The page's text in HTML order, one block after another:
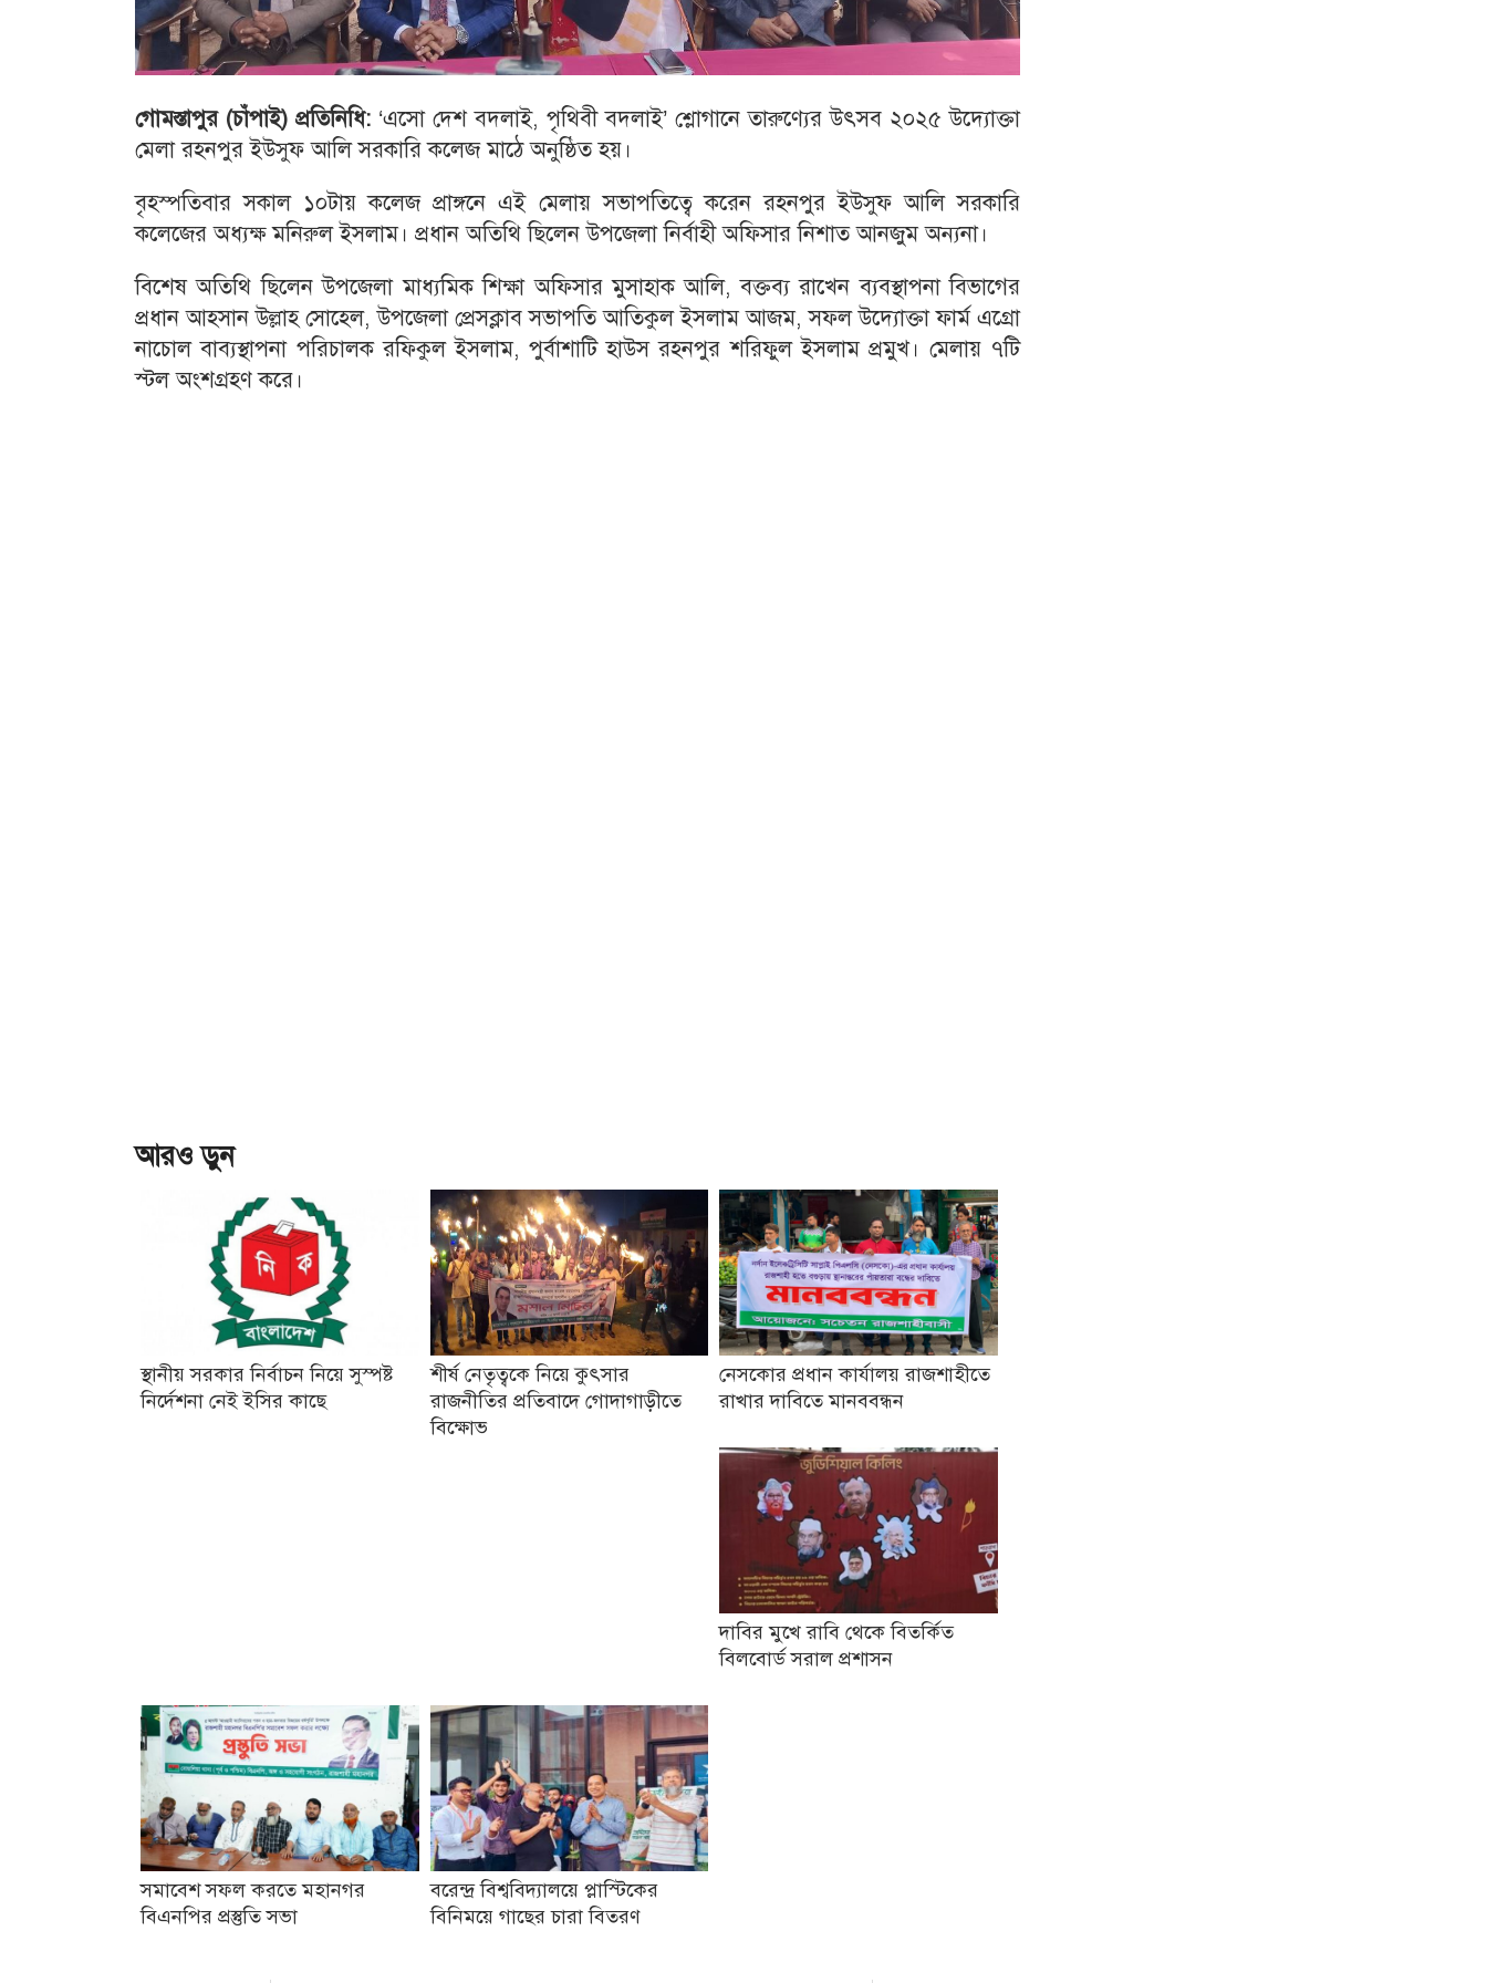
গোমস্তাপুর (চাঁপাই) প্রতিনিধি: ‘এসো দেশ বদলাই, পৃথিবী বদলাই’ শ্লোগানে তারুণ্যের উৎসব ২০২৫ উদ্যোক্তা
মেলা রহনপুর ইউসুফ আলি সরকারি কলেজ মাঠে অনুষ্ঠিত হয়।
বৃহস্পতিবার সকাল ১০টায় কলেজ প্রাঙ্গনে এই মেলায় সভাপতিত্বে করেন রহনপুর ইউসুফ আলি সরকারি
কলেজের অধ্যক্ষ মনিরুল ইসলাম। প্রধান অতিথি ছিলেন উপজেলা নির্বাহী অফিসার নিশাত আনজুম অন্যনা।
বিশেষ অতিথি ছিলেন উপজেলা মাধ্যমিক শিক্ষা অফিসার মুসাহাক আলি, বক্তব্য রাখেন ব্যবস্থাপনা বিভাগের
প্রধান আহসান উল্লাহ সোহেল, উপজেলা প্রেসক্লাব সভাপতি আতিকুল ইসলাম আজম, সফল উদ্যোক্তা ফার্ম এগ্রো
নাচোল বাব্যস্থাপনা পরিচালক রফিকুল ইসলাম, পুর্বাশাটি হাউস রহনপুর শরিফুল ইসলাম প্রমুখ। মেলায় ৭টি
স্টল অংশগ্রহণ করে।
আরও ড়ুন
স্থানীয় সরকার নির্বাচন নিয়ে সুস্পষ্ট
নির্দেশনা নেই ইসির কাছে
শীর্ষ নেতৃত্বকে নিয়ে কুৎসার
রাজনীতির প্রতিবাদে গোদাগাড়ীতে
বিক্ষোভ
নেসকোর প্রধান কার্যালয় রাজশাহীতে
রাখার দাবিতে মানববন্ধন
দাবির মুখে রাবি থেকে বিতর্কিত
বিলবোর্ড সরাল প্রশাসন
সমাবেশ সফল করতে মহানগর
বিএনপির প্রস্তুতি সভা
বরেন্দ্র বিশ্ববিদ্যালয়ে প্লাস্টিকের
বিনিময়ে গাছের চারা বিতরণ